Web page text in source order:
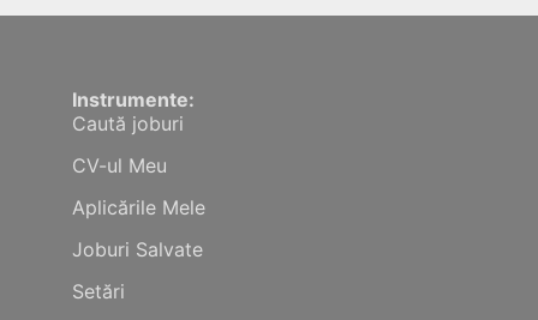
Instrumente:
Caută joburi
CV-ul Meu
Aplicările Mele
Joburi Salvate
Setări